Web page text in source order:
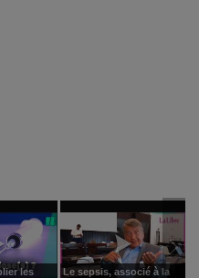
les
Le sepsis, associé à la